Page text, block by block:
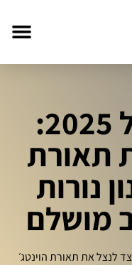
המעצבים של 2025:
תאורת
נורות
מושלם
של 2025: כיצד לנצל את תאורת הוינטג׳